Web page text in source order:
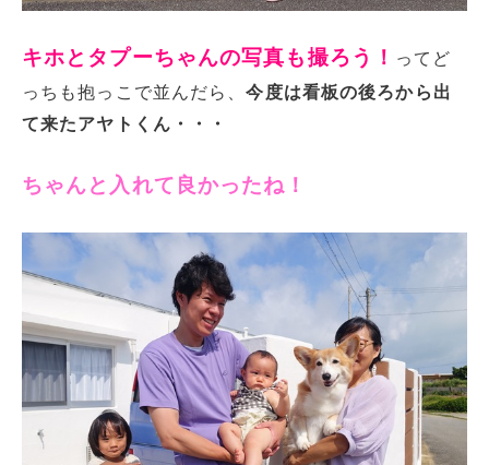
キホとタプーちゃんの写真も撮ろう！ ってど
っちも抱っこで並んだら、今度は看板の後ろから出
て来たアヤトくん・・・
ちゃんと入れて良かったね！